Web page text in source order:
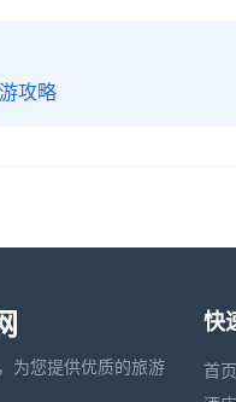
攻略
为您提供优质的旅游
快
首页